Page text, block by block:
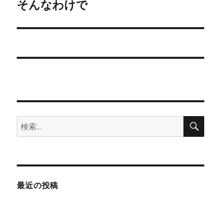
ゲ
ー
次
投
そんなわけで
検
索:
検
最近の投稿